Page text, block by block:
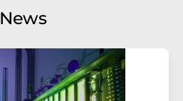
kontaktieren. Ihre
ohne Angabe von
E-Mail unter
Wirkung für die Zukunft
E-Mail ein Link zur